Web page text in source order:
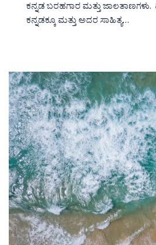
ಕನ್ನಡ ಬರಹಗಾರ ಮತ್ತು
ಕನ್ನಡಕ್ಕೂ ಮತ್ತು ಅದರ ಸಾಹಿತ್ಯ…